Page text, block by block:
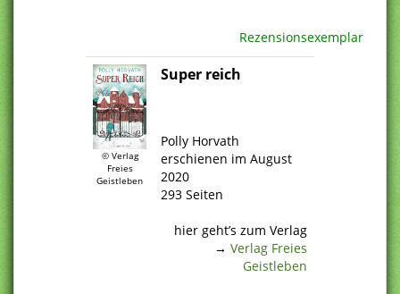
e
n
t
Rezensionsexemplar
© Verlag
Freies
Geistleben
Super reich
Polly Horvath
erschienen im August
2020
293 Seiten
hier geht’s zum Verlag
→ Verlag Freies
Geistleben